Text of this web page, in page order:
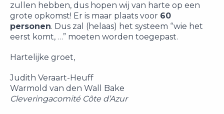
zullen hebben, dus hopen wij van harte op een
grote opkomst! Er is maar plaats voor 60
personen. Dus zal (helaas) het systeem “wie het
eerst komt, …” moeten worden toegepast.
Hartelijke groet,
Judith Veraart-Heuff
Warmold van den Wall Bake
Cleveringacomité Côte d’Azur